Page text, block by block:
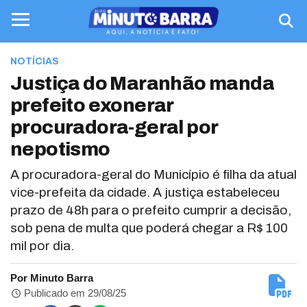
NOTÍCIAS
Justiça do Maranhão manda
prefeito exonerar
procuradora-geral por
nepotismo
A procuradora-geral do Município é filha da atual
vice-prefeita da cidade. A justiça estabeleceu
prazo de 48h para o prefeito cumprir a decisão,
sob pena de multa que poderá chegar a R$ 100
mil por dia.
Por Minuto Barra
Publicado em 29/08/25